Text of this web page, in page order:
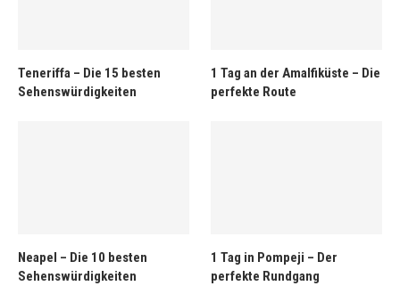
Teneriffa – Die 15 besten
Sehenswürdigkeiten
1 Tag an der Amalfiküste – Die
perfekte Route
Neapel – Die 10 besten
Sehenswürdigkeiten
1 Tag in Pompeji – Der
perfekte Rundgang